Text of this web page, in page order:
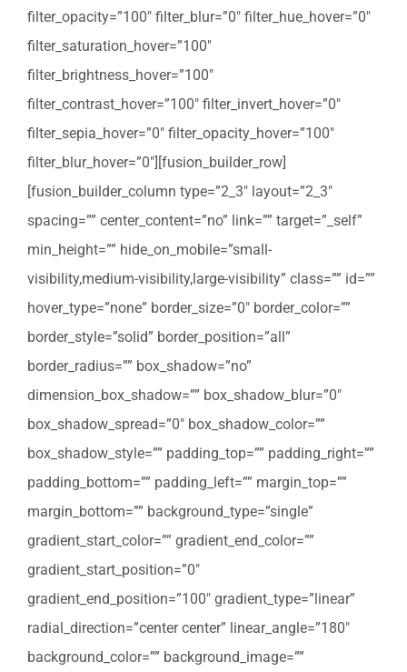
filter_opacity=”100″ filter_blur=”0″ filter_hue_hover=”0″
filter_saturation_hover=”100″
filter_brightness_hover=”100″
filter_contrast_hover=”100″ filter_invert_hover=”0″
filter_sepia_hover=”0″ filter_opacity_hover=”100″
filter_blur_hover=”0″][fusion_builder_row]
[fusion_builder_column type=”2_3″ layout=”2_3″
spacing=”” center_content=”no” link=”” target=”_self”
min_height=”” hide_on_mobile=”small-
visibility,medium-visibility,large-visibility” class=”” id=””
hover_type=”none” border_size=”0″ border_color=””
border_style=”solid” border_position=”all”
border_radius=”” box_shadow=”no”
dimension_box_shadow=”” box_shadow_blur=”0″
box_shadow_spread=”0″ box_shadow_color=””
box_shadow_style=”” padding_top=”” padding_right=””
padding_bottom=”” padding_left=”” margin_top=””
margin_bottom=”” background_type=”single”
gradient_start_color=”” gradient_end_color=””
gradient_start_position=”0″
gradient_end_position=”100″ gradient_type=”linear”
radial_direction=”center center” linear_angle=”180″
background_color=”” background_image=””